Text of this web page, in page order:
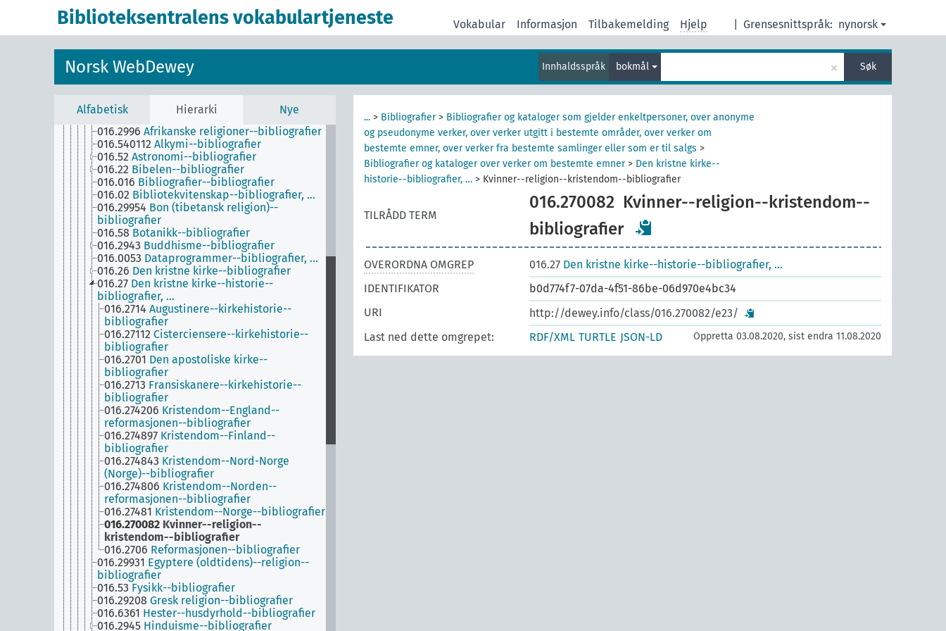
Biblioteksentralens vokabulartjeneste Grensesnittspråk: nynorsk
Vokabular Informasjon Tilbakemelding Hjelp
Norsk WebDewey Innhaldsspråk bokmål × Søk
Alfabetisk Hierarki Nye
enkeltpersoner, over anonyme og pseudonyme
013 [Ubenyttet]
Bibliografier og kataloger over anonyme
og pseudonyme verker
016 Bibliografier og kataloger over verker om
016.2996 Afrikanske religioner--bibliografier
016.540112 Alkymi--bibliografier
016.52 Astronomi--bibliografier
016.22 Bibelen--bibliografier
016.016 Bibliografier--bibliografier
016.02 Bibliotekvitenskap--bibliografier, …
016.29954 Bon (tibetansk religion)--
bibliografier
016.58 Botanikk--bibliografier
016.2943 Buddhisme--bibliografier
016.0053 Dataprogrammer--bibliografier, …
016.26 Den kristne kirke--bibliografier
016.27 Den kristne kirke--historie--
bibliografier, …
016.2714 Augustinere--kirkehistorie--
bibliografier
016.27112 Cisterciensere‎--kirkehistorie--
bibliografier
016.2701 Den apostoliske kirke--
bibliografier
016.2713 Fransiskanere--kirkehistorie--
bibliografier
016.274206 Kristendom--England--
reformasjonen--bibliografier
016.274897 Kristendom--Finland--
bibliografier
016.274843 Kristendom--Nord-Norge
(Norge)--bibliografier
016.274806 Kristendom--Norden--
reformasjonen--bibliografier
016.27481 Kristendom--Norge--bibliografier
016.270082 Kvinner--religion--
kristendom--bibliografier
016.2706 Reformasjonen--bibliografier
016.29931 Egyptere (oldtidens)--religion--
bibliografier
016.53 Fysikk--bibliografier
016.29208 Gresk religion--bibliografier
016.6361 Hester--husdyrhold--bibliografier
016.2945 Hinduisme--bibliografier
... > Bibliografier> Bibliografier og kataloger som gjelder enkeltpersoner, over anonyme
og pseudonyme verker, over verker utgitt i bestemte områder, over verker om
bestemte emner, over verker fra bestemte samlinger eller som er til salgs >
Bibliografier og kataloger over verker om bestemte emner> Den kristne kirke--
historie--bibliografier, … > Kvinner--religion--kristendom--bibliografier
TILRÅDD TERM
016.270082 Kvinner--religion--kristendom--
bibliografier
OVERORDNA OMGREP 016.27 Den kristne kirke--historie--bibliografier, …
IDENTIFIKATOR
b0d774f7-07da-4f51-86be-06d970e4bc34
URI
http://dewey.info/class/016.270082/e23/
Last ned dette omgrepet:
RDF/XML TURTLE JSON-LD Oppretta 03.08.2020, sist endra 11.08.2020